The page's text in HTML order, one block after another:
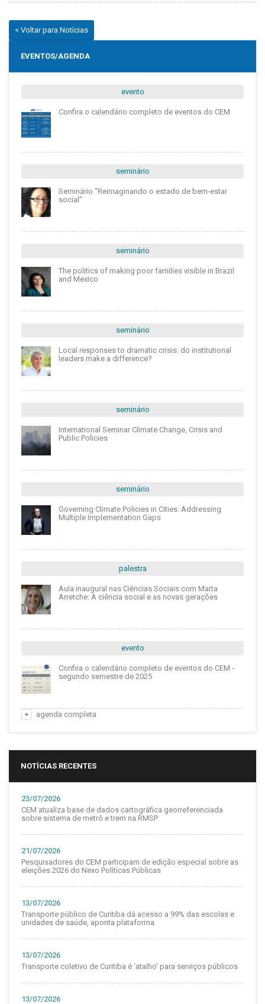
< Voltar para Notícias
EVENTOS/AGENDA
evento
Confira o calendário completo de eventos do CEM
seminário
Seminário “Reimaginando o estado de bem-estar
social”
seminário
The politics of making poor families visible in Brazil
and Mexico
seminário
Local responses to dramatic crisis: do institutional
leaders make a difference?
seminário
International Seminar Climate Change, Crisis and
Public Policies
seminário
Governing Climate Policies in Cities: Addressing
Multiple Implementation Gaps
palestra
Aula inaugural nas Ciências Sociais com Marta
Arretche: A ciência social e as novas gerações
evento
Confira o calendário completo de eventos do CEM -
segundo semestre de 2025
agenda completa
NOTÍCIAS RECENTES
23/07/2026
CEM atualiza base de dados cartográfica georreferenciada
sobre sistema de metrô e trem na RMSP
21/07/2026
Pesquisadores do CEM participam de edição especial sobre as
eleições 2026 do Nexo Políticas Públicas
13/07/2026
Transporte público de Curitiba dá acesso a 99% das escolas e
unidades de saúde, aponta plataforma
13/07/2026
Transporte coletivo de Curitiba é ‘atalho’ para serviços públicos
13/07/2026